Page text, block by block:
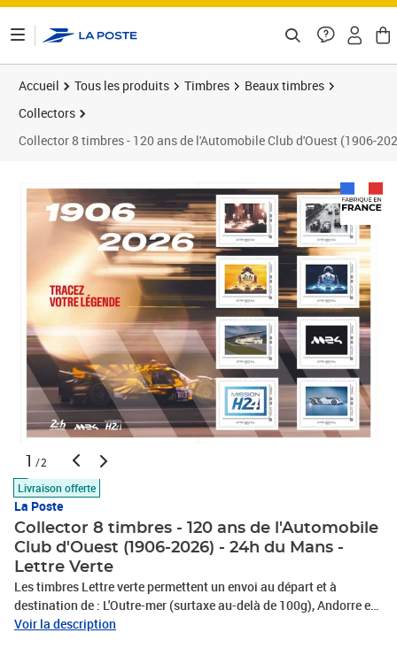
Accueil Tous les produits Timbres
Beaux timbres
Collectors
Collector 8 timbres - 120 ans de l'Automobile Club d'Ouest (1906-
1 /2
Livraison offerte
La Poste
Collector 8 timbres - 120 ans de l'Automobile
Club d'Ouest (1906-2026) - 24h du Mans -
Lettre Verte
Les timbres Lettre verte permettent un envoi au départ et à
destination de : L'Outre-mer (surtaxe au-delà de 100g), Andorre et
Monaco. Le Client est informé qu’il dispose d'un délai légal de 14
Voir la description